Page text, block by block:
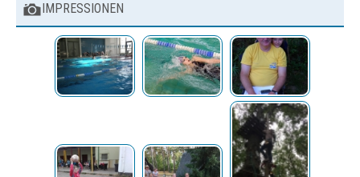
News
Bestenliste
Schwimmprojekt Sulzfelder
IMPRESSIONEN